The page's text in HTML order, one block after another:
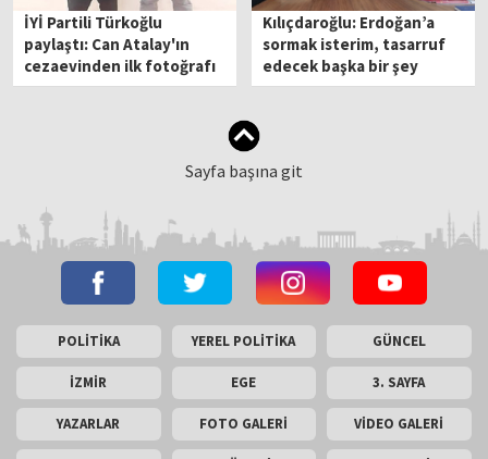
İYİ Partili Türkoğlu
paylaştı: Can Atalay'ın
cezaevinden ilk fotoğrafı
Kılıçdaroğlu: Erdoğan’a
sormak isterim, tasarruf
edecek başka bir şey
kalmadı mı?
Sayfa başına git
POLİTİKA YEREL POLİTİKA GÜNCEL
İZMİR EGE 3. SAYFA
YAZARLAR FOTO GALERİ VİDEO GALERİ